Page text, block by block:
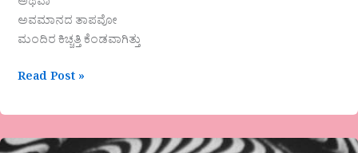
ಅವಮಾನದ ತಾಪವೋ
ಮಂದಿರ ಕಿಚ್ಚತ್ತಿ ಕೆಂಡವಾಗಿತ್ತು
Read Post »
ಲಿಂಗ